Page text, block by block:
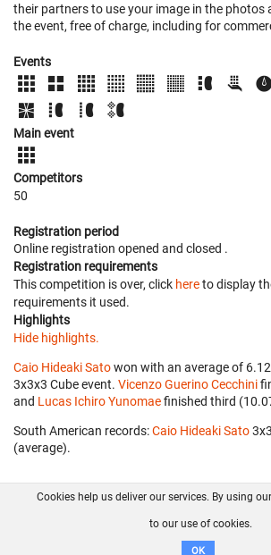
their partners to use your image in the photos
the event, free of charge, including for
Events
Main event
Competitors
50
Registration period
Online registration opened and closed .
Registration requirements
This competition is over, click hereto display
requirements it used.
Highlights
Hide highlights.
Caio Hideaki Satowon with an average of
3x3x3 Cube event. Vicenzo Guerino Cecchini
and Lucas Ichiro Yunomaefinished third
South American records:Caio Hideaki Sato
(average).
FAQ Contact
Disclaimer
Cookies help us deliver our services. By using
to our use of cookies.
OK